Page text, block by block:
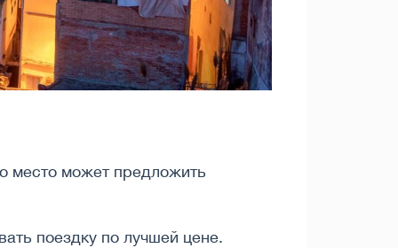
место может предложить
поездку по лучшей цене.